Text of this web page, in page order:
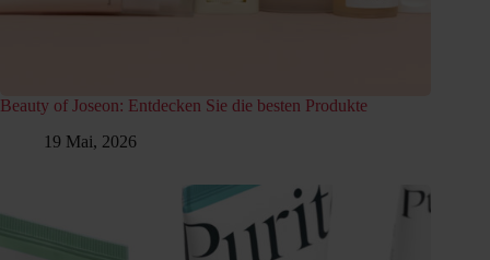
Beauty of Joseon: Entdecken Sie die besten Produkte
19 Mai, 2026